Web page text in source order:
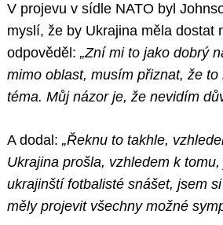
V projevu v sídle NATO byl
myslí, že by Ukrajina měla dostat
odpověděl: „Zní mi to jako dobrý
mimo oblast, musím přiznat, že
téma. Můj názor je, že nevidím
A dodal: „Řeknu to takhle,
Ukrajina prošla, vzhledem k
ukrajinští fotbalisté snášet, jsem
měly projevit všechny možné